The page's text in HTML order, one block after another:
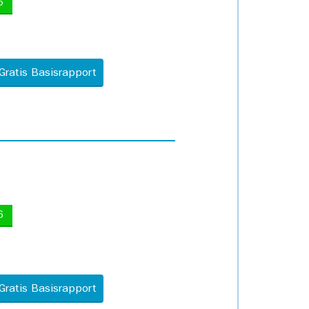
Basisrapport
Basisrapport